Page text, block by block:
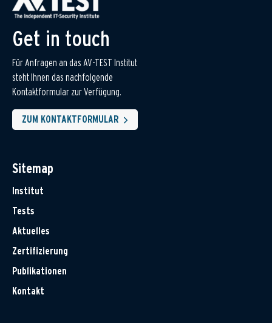
Get in touch
Für Anfragen an das AV-TEST Institut
steht Ihnen das nachfolgende
Kontaktformular zur Verfügung.
ZUM KONTAKTFORMULAR
Sitemap
Institut
Tests
Aktuelles
Zertifizierung
Publikationen
Kontakt